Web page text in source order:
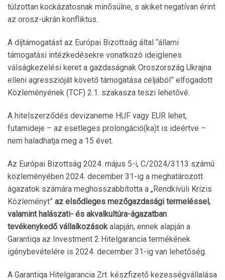
túlzottan kockázatosnak minősülne, s akiket negatívan érint
az orosz-ukrán konfliktus.
A díjtámogatást az Európai Bizottság által “állami
támogatási intézkedésekre vonatkozó ideiglenes
válságkezelési keret a gazdaságnak Oroszország Ukrajna
elleni agresszióját követő támogatása céljából” elfogadott
Közleményének (TCF) 2.1. szakasza teszi lehetővé.
A hitelszerződés devizaneme HUF vagy EUR lehet,
futamideje – az esetleges prolongáció(ka)t is ideértve –
nem haladhatja meg a 15 évet.
Az Európai Bizottság 2024. május 5-i, C/2024/3113 számú
közleményében 2024. december 31-ig a meghatározott
ágazatok számára meghosszabbította a „Rendkívüli Krízis
Közleményt” az elsődleges mezőgazdasági termeléssel,
valamint halászati- és akvalkultúra-ágazatban
tevékenykedő vállalkozások alapján, ennek alapján a
Garantiqa az Investment 2 Hitelgarancia termékének
igénybevételére is 2024. december 31-ig van lehetőség.
A Garantiqa Hitelgarancia Zrt. készfizető kezességvállalása